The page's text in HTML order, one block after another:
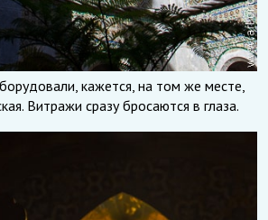
кажется, на том же месте,
Витражи сразу бросаются в глаза.